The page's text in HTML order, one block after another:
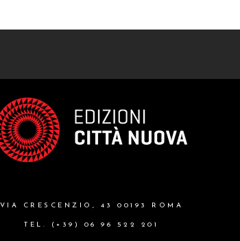
VIA CRESCENZIO, 43 00193 ROMA
TEL. (+39) 06 96 522 201